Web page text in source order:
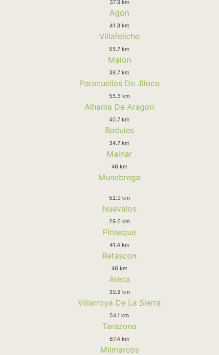
37.3 km
Agon
41.3 km
Villafeliche
55.7 km
Malon
38.7 km
Paracuellos De Jiloca
55.5 km
Alhama De Aragon
40.7 km
Badules
34.7 km
Mainar
46 km
Munebrega
52.9 km
Nuevalos
29.6 km
Pinseque
41.4 km
Retascon
46 km
Ateca
39.8 km
Villarroya De La Sierra
54.1 km
Tarazona
67.4 km
Milmarcos